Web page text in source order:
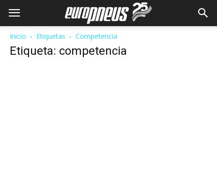
Inicio Etiquetas Competencia
Etiqueta: competencia